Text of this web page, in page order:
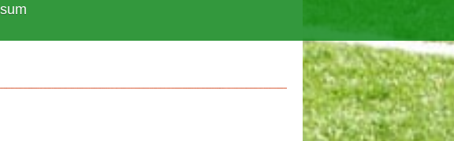
Seit 1966